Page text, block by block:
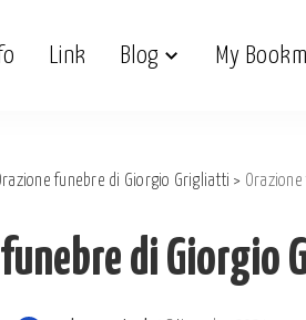
Link Blog My
funebre di Giorgio Grigliatti >
di Giorgio